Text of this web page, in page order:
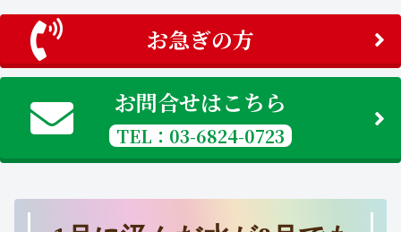
お急ぎの方
お問合せはこちら
TEL：03-6824-0723